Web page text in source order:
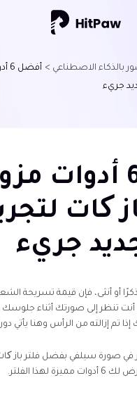
بالذكاء الاصطناعي >
جريء
أفضل 6 أدوات
کات
جريء
أو أنثى، فإن قيمة تسريحة
تنظر إلى صورتك أثناء جلوسك
إزالته من الرأس وهنا يأتي دور
صورة سيلفي بفضل فلتر باز کات
الفلتر.